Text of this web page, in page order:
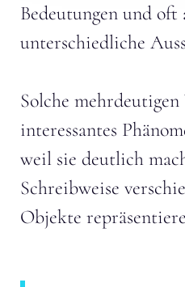
Bedeutungen und oft
unterschiedliche
Solche
interessantes
weil sie deutlich
Schreibweise
Objekte